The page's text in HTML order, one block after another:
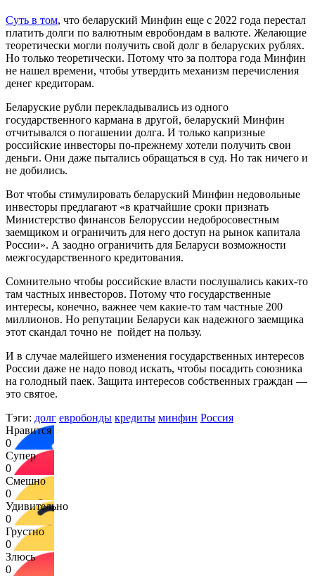
Суть в том, что беларуский Минфин еще с 2022 года перестал
платить долги по валютным евробондам в валюте. Желающие
теоретически могли получить свой долг в беларуских рублях.
Но только теоретически. Потому что за полтора года Минфин
не нашел времени, чтобы утвердить механизм перечисления
денег кредиторам.
Беларуские рубли перекладывались из одного
государственного кармана в другой, беларуский Минфин
отчитывался о погашении долга. И только капризные
российские инвесторы по-прежнему хотели получить свои
деньги. Они даже пытались обращаться в суд. Но так ничего и
не добились.
Вот чтобы стимулировать беларуский Минфин недовольные
инвесторы предлагают «в кратчайшие сроки признать
Министерство финансов Белоруссии недобросовестным
заемщиком и ограничить для него доступ на рынок капитала
России». А заодно ограничить для Беларуси возможности
межгосударственного кредитования.
Сомнительно чтобы российские власти послушались каких-то
там частных инвесторов. Потому что государственные
интересы, конечно, важнее чем какие-то там частные 200
миллионов. Но репутации Беларуси как надежного заемщика
этот скандал точно не пойдет на пользу.
И в случае малейшего изменения государственных интересов
России даже не надо повод искать, чтобы посадить союзника
на голодный паек. Защита интересов собственных граждан —
это святое.
Тэги: долг евробонды кредиты минфин Россия
Нравится
0
Супер
0
Смешно
0
Удивительно
0
Грустно
0
Злюсь
0